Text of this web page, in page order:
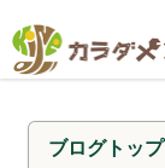
ブログトップ